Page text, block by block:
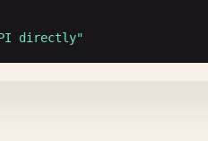
directly"